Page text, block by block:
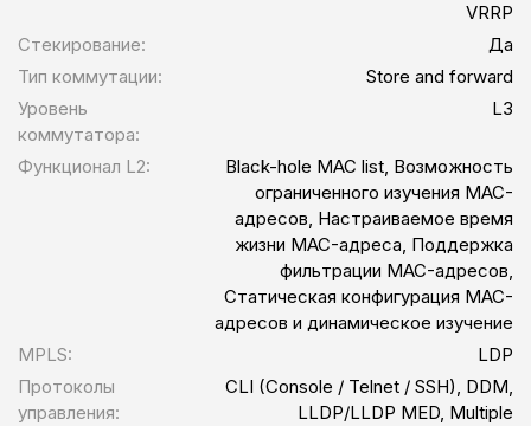
VRRP
Стекирование:
Да
Тип коммутации:
Store and forward
Уровень
коммутатора:
L3
Функционал L2:
Black-hole MAC list, Возможность
ограниченного изучения MAC-
адресов, Настраиваемое время
жизни MAC-адреса, Поддержка
фильтрации MAC-адресов,
Статическая конфигурация MAC-
адресов и динамическое изучение
MPLS:
LDP
Протоколы
управления:
CLI (Console / Telnet / SSH), DDM,
LLDP/LLDP MED, Multiple